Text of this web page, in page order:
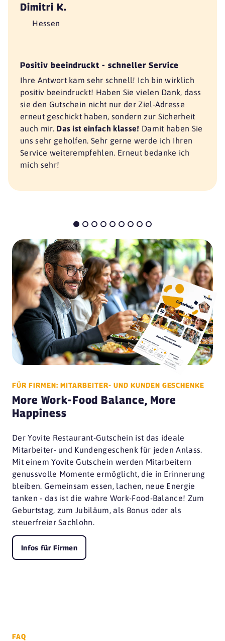
Dimitri K.
Hessen
Positiv beeindruckt - schneller Service
Ihre Antwort kam sehr schnell! Ich bin wirklich
positiv beeindruckt! Haben Sie vielen Dank, dass
sie den Gutschein nicht nur der Ziel-Adresse
erneut geschickt haben, sondern zur Sicherheit
auch mir. Das ist einfach klasse! Damit haben Sie
uns sehr geholfen. Sehr gerne werde ich Ihren
Service weiterempfehlen. Erneut bedanke ich
mich sehr!
FÜR FIRMEN: MITARBEITER- UND KUNDEN GESCHENKE
More Work-Food Balance, More
Happiness
Der Yovite Restaurant-Gutschein ist das ideale
Mitarbeiter- und Kundengeschenk für jeden Anlass.
Mit einem Yovite Gutschein werden Mitarbeitern
genussvolle Momente ermöglicht, die in Erinnerung
bleiben. Gemeinsam essen, lachen, neue Energie
tanken - das ist die wahre Work-Food-Balance! Zum
Geburtstag, zum Jubiläum, als Bonus oder als
steuerfreier Sachlohn.
Infos für Firmen
FAQ